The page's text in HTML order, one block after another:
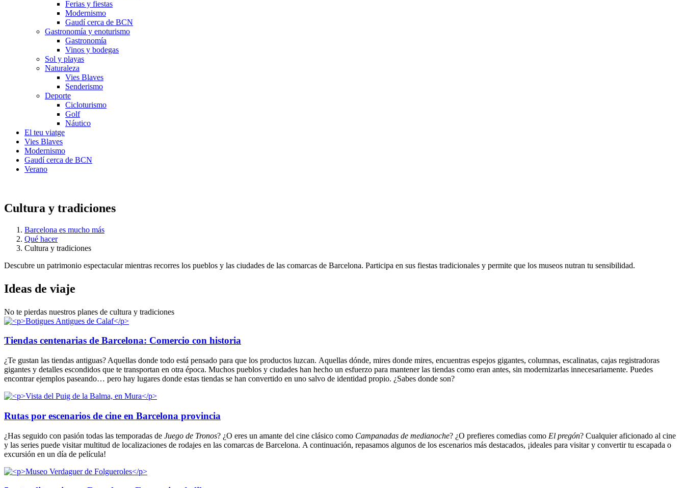
Ferias y fiestas
Modernismo
Gaudí cerca de BCN
Gastronomía y enoturismo
Gastronomía
Vinos y bodegas
Sol y playas
Naturaleza
Vies Blaves
Senderismo
Deporte
Cicloturismo
Golf
Náutico
El teu viatge
Vies Blaves
Modernismo
Gaudí cerca de BCN
Verano
Cultura y tradiciones
Barcelona es mucho más
Qué hacer
Cultura y tradiciones
Descubre un patrimonio espectacular mientras recorres los pueblos y las ciudades de las comarcas de Barcelona. Participa en sus fiestas tradicionales y permite que los museos nutran tu sensibilidad.
Ideas de viaje
No te pierdas nuestros planes de cultura y tradiciones
Tiendas centenarias de Barcelona: Comercio con historia
¿Te gustan las tiendas antiguas? Aquellas donde todo está pensado para que los productos luzcan. Aquellas dónde, mires donde mires, encuentras espejos gigantes, columnas, escalinatas, cajas registradoras
gigantes y detalles escondidos que te transportan en otra época. Muchos pueblos y ciudades han hecho un esfuerzo para mantener las tiendas como eran antes, sin modernizarlas innecesariamente. Puedes
encontrar ejemplos paseando… pero hay lugares donde estas tiendas se han convertido en uno salvo de identidad propio. ¿Sabes donde son?
Rutas por escenarios de cine en Barcelona provincia
¿Has seguido con pasión todas las temporadas de Juego de Tronos? ¿O eres un amante del cine clásico como Campanadas de medianoche? ¿O prefieres comedias como El pregón? Cualquier aficionado al cine
y las series puede visitar multitud de localizaciones de rodajes en las comarcas de Barcelona. A continuación, repasamos algunos de los escenarios más destacados, ¡ideales para visitar y convertir tu escapada o
excursión en un día de película!